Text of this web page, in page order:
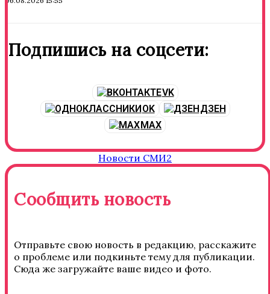
Подпишись на соцсети:
VK
OK
ДЗЕН
MAX
Новости СМИ2
Сообщить новость
Отправьте свою новость в редакцию, расскажите
о проблеме или подкиньте тему для публикации.
Сюда же загружайте ваше видео и фото.